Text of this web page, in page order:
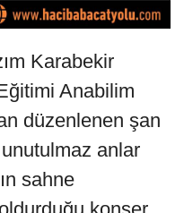
Karabekir
Anabilim
düzenlenen şan
anlar
sahne